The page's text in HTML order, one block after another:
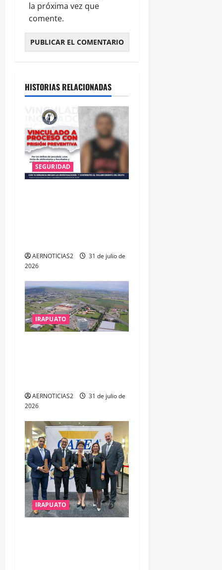
la próxima vez que
comente.
HISTORIAS RELACIONADAS
SEGURIDAD
AERNOTICIAS2
31 de julio de
2026
IRAPUATO
AERNOTICIAS2
31 de julio de
2026
IRAPUATO